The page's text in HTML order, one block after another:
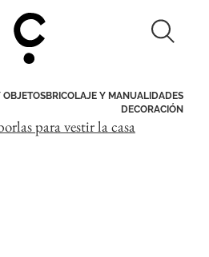
CasaOriginal.com Búsqueda
OBJETOSBRICOLAJE Y MANUALIDADES
DECORACIÓN
para vestir la casa